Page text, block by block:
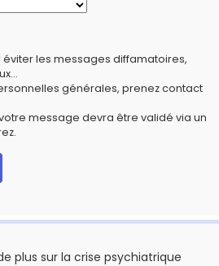
les messages diffamatoires,
générales, prenez contact
message devra être validé via un
plus sur la crise psychiatrique